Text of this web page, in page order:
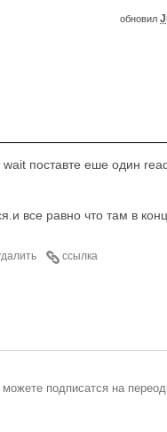
обновил
поставте еше один
все равно что там в
ссылка
подписатся на